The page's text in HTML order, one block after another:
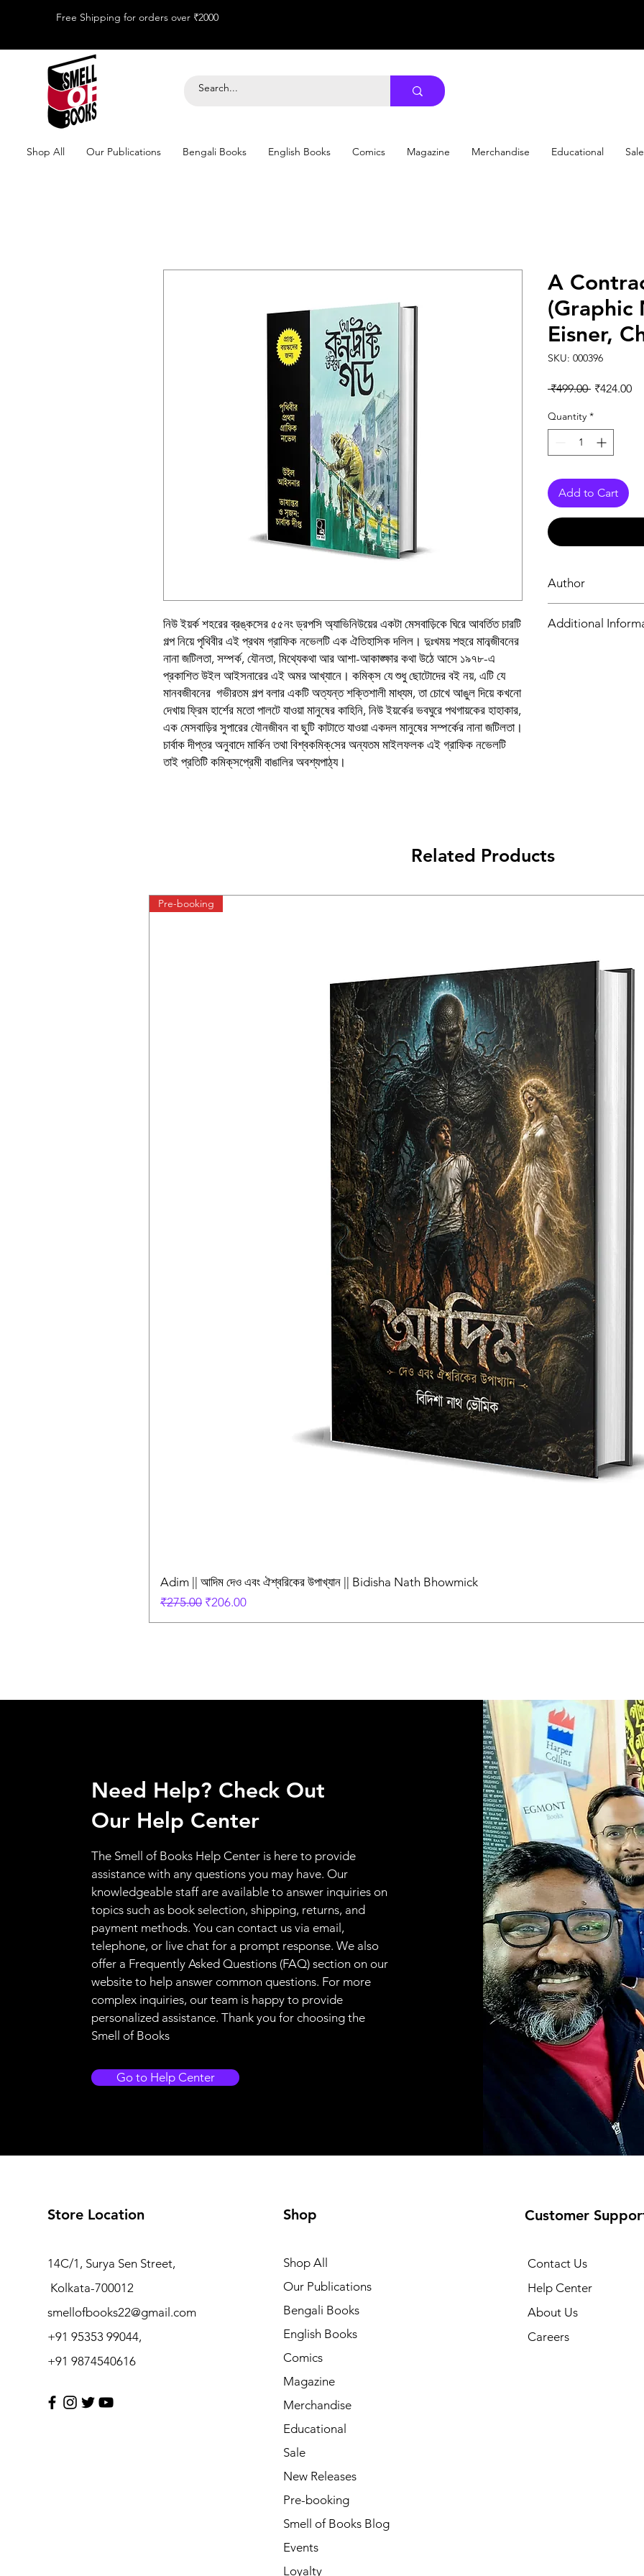
Free Shipping for orders over ₹2000
Shop All Our Publications Bengali Books English Books Comics Magazine Merchandise Educational Sale
নিউ ইয়র্ক শহরের ব্রঙ্কসের ৫৫নং ড্রপসি অ্যাভিনিউয়ের একটা মেসবাড়িকে ঘিরে আবর্তিত চারটি
গল্প নিয়ে পৃথিবীর এই প্রথম গ্রাফিক নভেলটি এক ঐতিহাসিক দলিল। দুঃখময় শহুরে মানব্জীবনের
নানা জটিলতা, সম্পর্ক, যৌনতা, মিথ্যেকথা আর আশা-আকাঙ্ক্ষার কথা উঠে আসে ১৯৭৮-এ
প্রকাশিত উইল আইসনারের এই অমর আখ্যানে। কমিক্‌স যে শুধু ছোটোদের বই নয়, এটি যে
মানবজীবনের গভীরতম গল্প বলার একটি অত্যন্ত শক্তিশালী মাধ্যম, তা চোখে আঙুল দিয়ে কখনো
দেখায় ফ্রিম হার্শের মতো পালটে যাওয়া মানুষের কাহিনি, নিউ ইয়র্কের ভবঘুরে পথগায়কের হাহাকার,
এক মেসবাড়ির সুপারের যৌনজীবন বা ছুটি কাটাতে যাওয়া একদল মানুষের সম্পর্কের নানা জটিলতা।
চার্বাক দীপ্তর অনুবাদে মার্কিন তথা বিশ্বকমিক্‌সের অন্যতম মাইলফলক এই গ্রাফিক নভেলটি
তাই প্রতিটি কমিক্‌সপ্রেমী বাঙালির অবশ্যপাঠ্য।
A
(Graphic
Eisner,
SKU: 000396
₹499.00 Regular
₹424.00
Quantity *
Add to Cart
Author
Additional
Related Products
Pre-booking
Adim || আদিম দেও এবং ঐশ্বরিকের উপাখ্যান || Bidisha Nath Bhowmick
Regular Price
₹275.00 Sale Price
₹206.00
Need Help? Check Out
Our Help Center
The Smell of Books Help Center is here to provide
assistance with any questions you may have. Our
knowledgeable staff are available to answer inquiries on
topics such as book selection, shipping, returns, and
payment methods. You can contact us via email,
telephone, or live chat for a prompt response. We also
offer a Frequently Asked Questions (FAQ) section on our
website to help answer common questions. For more
complex inquiries, our team is happy to provide
personalized assistance. Thank you for choosing the
Smell of Books
Go to Help Center
Store Location
14C/1, Surya Sen Street,
Kolkata-700012
smellofbooks22@gmail.com
+91 95353 99044,
+91 9874540616
Shop
Shop All
Our Publications
Bengali Books
English Books
Comics
Magazine
Merchandise
Educational
Sale
New Releases
Pre-booking
Smell of Books Blog
Events
Loyalty
Customer
Contact Us
Help Center
About Us
Careers